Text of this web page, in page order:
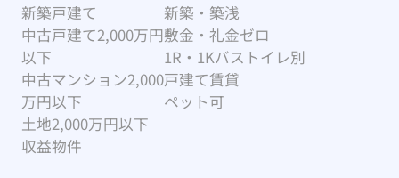
新築戸建て
中古戸建て2,000万円
以下
中古マンション2,000
万円以下
土地2,000万円以下
収益物件
新築・築浅
敷金・礼金ゼロ
1R・1Kバストイレ別
戸建て賃貸
ペット可